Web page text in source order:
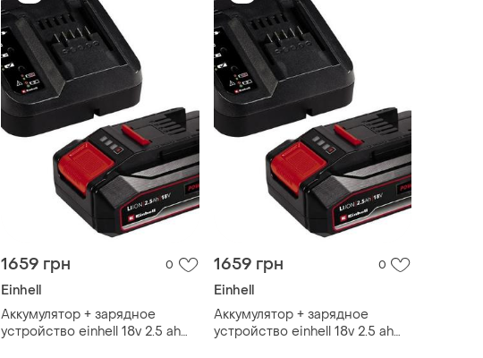
1659 грн 0
Einhell
Аккумулятор + зарядное
устройство einhell 18v 2.5 ah
1659 грн 0
Einhell
Аккумулятор + зарядное
устройство einhell 18v 2.5 ah